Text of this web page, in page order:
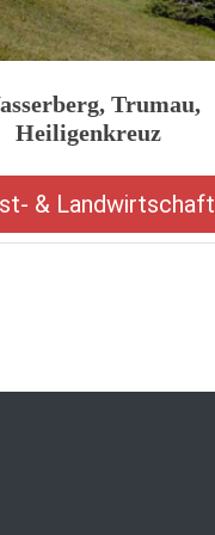
Trumau,
Heiligenkreuz
& Landwirtschaft